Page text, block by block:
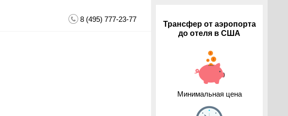
8 (495) 777-23-77
Трансфер от аэропорта
до отеля в США
Минимальная цена